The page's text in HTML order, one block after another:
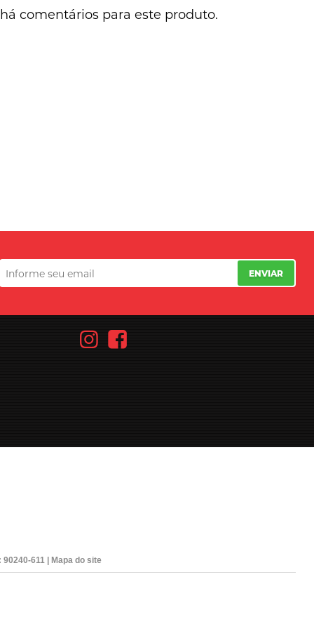
comentários para este produto.
ENVIAR
611 | Mapa do site